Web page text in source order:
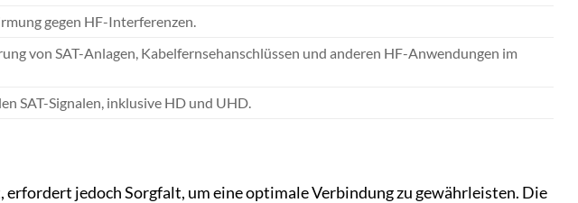
gegen HF-Interferenzen.
von SAT-Anlagen, Kabelfernsehanschlüssen und anderen HF-Anwendungen im
SAT-Signalen, inklusive HD und UHD.
jedoch Sorgfalt, um eine optimale Verbindung zu gewährleisten. Die